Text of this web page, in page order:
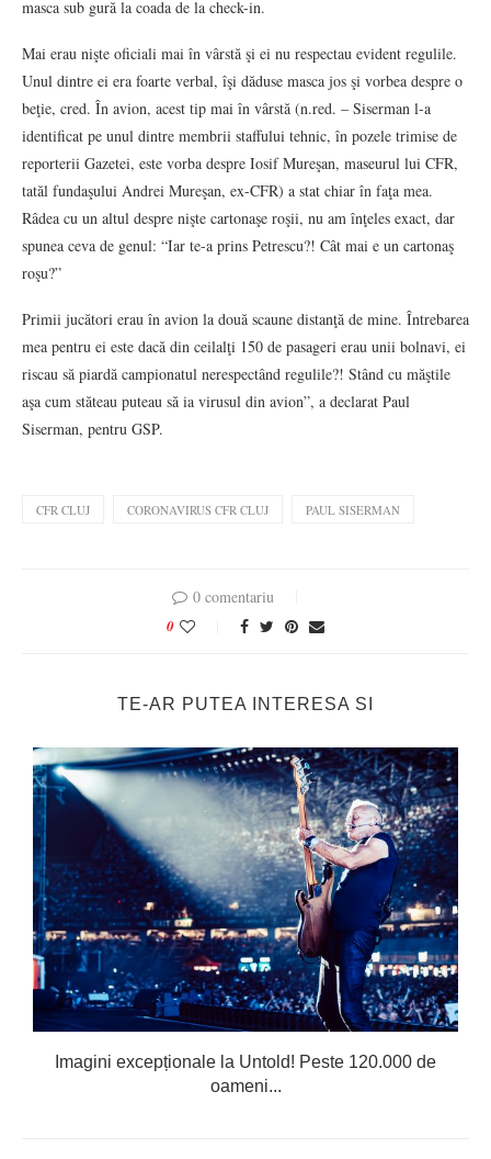
masca sub gură la coada de la check-in.
Mai erau nişte oficiali mai în vârstă şi ei nu respectau evident regulile.
Unul dintre ei era foarte verbal, îşi dăduse masca jos şi vorbea despre o
beţie, cred. În avion, acest tip mai în vârstă (n.red. – Siserman l-a
identificat pe unul dintre membrii staffului tehnic, în pozele trimise de
reporterii Gazetei, este vorba despre Iosif Mureşan, maseurul lui CFR,
tatăl fundaşului Andrei Mureşan, ex-CFR) a stat chiar în faţa mea.
Râdea cu un altul despre nişte cartonaşe roşii, nu am înţeles exact, dar
spunea ceva de genul: “Iar te-a prins Petrescu?! Cât mai e un cartonaş
roşu?”
Primii jucători erau în avion la două scaune distanţă de mine. Întrebarea
mea pentru ei este dacă din ceilalţi 150 de pasageri erau unii bolnavi, ei
riscau să piardă campionatul nerespectând regulile?! Stând cu măştile
aşa cum stăteau puteau să ia virusul din avion”, a declarat Paul
Siserman, pentru GSP.
CFR CLUJ CORONAVIRUS CFR CLUJ PAUL SISERMAN
0 comentariu
0
TE-AR PUTEA INTERESA SI
Imagini excepționale la Untold! Peste 120.000 de
oameni...